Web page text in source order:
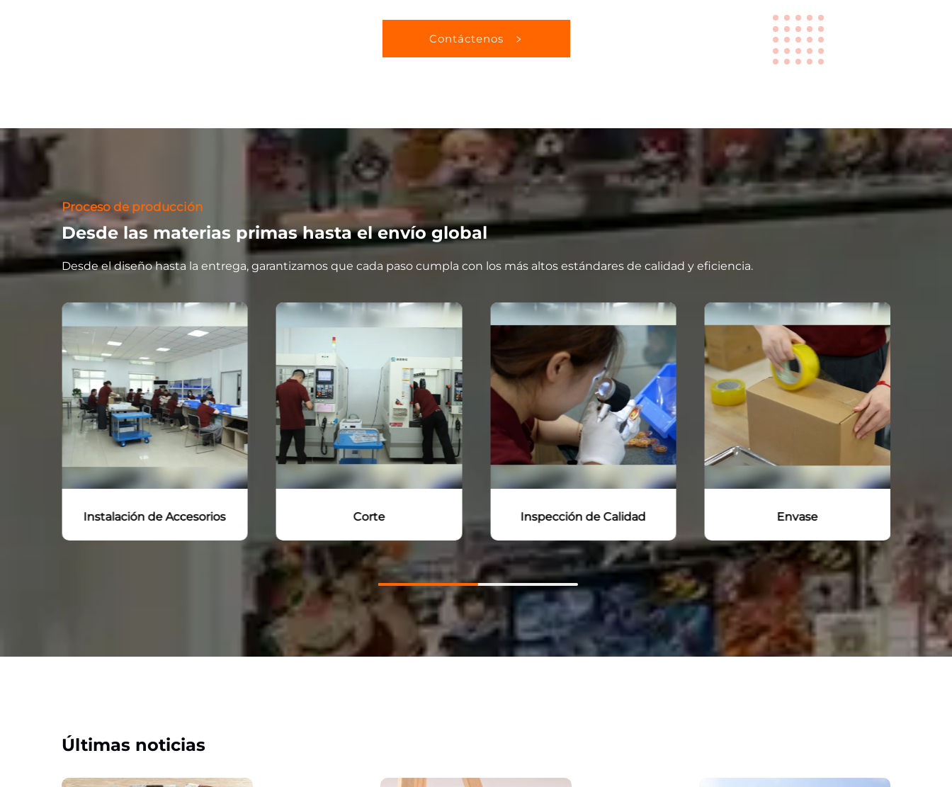
Contáctenos
Proceso de producción
Desde las materias primas hasta el envío global
Desde el diseño hasta la entrega, garantizamos que cada paso cumpla con los más altos estándares de calidad y eficiencia.
Instalación de Accesorios Corte Inspección de Calidad Envase
Últimas noticias